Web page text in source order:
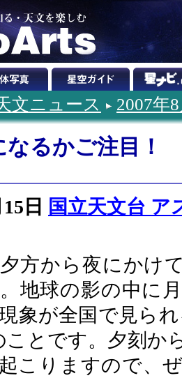
文ニュース 2007年
なるかご注目！
日
国立天文台 ア
方から夜にかけ
地球の影の中に
象が全国で見ら
ことです。夕刻か
こりますので、